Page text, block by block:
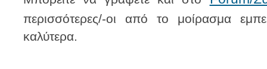
περισσότερες/-οι από το μοίρασμα
καλύτερα.